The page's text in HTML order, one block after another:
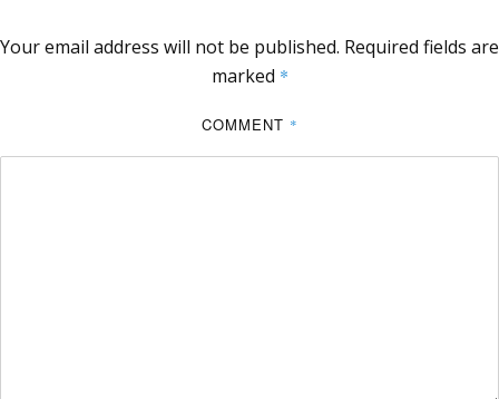
Your email address will not be published. Required fields are
marked *
COMMENT *